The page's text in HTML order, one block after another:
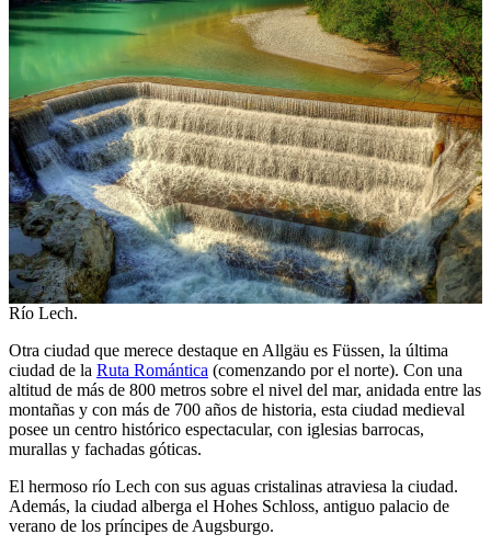
Río Lech.
Otra ciudad que merece destaque en Allgäu es Füssen, la última
ciudad de la Ruta Romántica (comenzando por el norte). Con una
altitud de más de 800 metros sobre el nivel del mar, anidada entre las
montañas y con más de 700 años de historia, esta ciudad medieval
posee un centro histórico espectacular, con iglesias barrocas,
murallas y fachadas góticas.
El hermoso río Lech con sus aguas cristalinas atraviesa la ciudad.
Además, la ciudad alberga el Hohes Schloss, antiguo palacio de
verano de los príncipes de Augsburgo.